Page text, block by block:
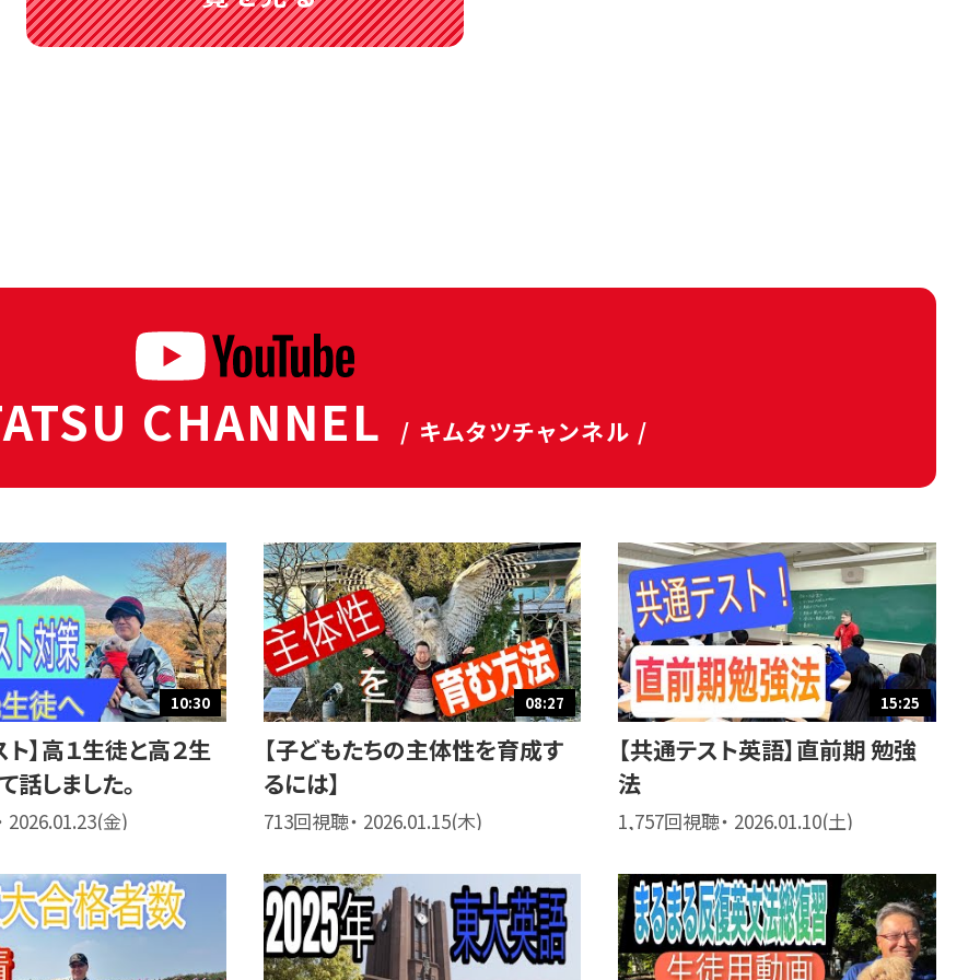
CHANNEL / キムタツチャンネル /
10:30
ト】高１生徒と高２生
話しました。
2026.01.23(金)
08:27
【子どもたちの主体性を育成す
るには】
713回視聴・ 2026.01.15(木)
15:25
【共通テスト英語】直前期 勉強
法
1,757回視聴・ 2026.01.10(土)